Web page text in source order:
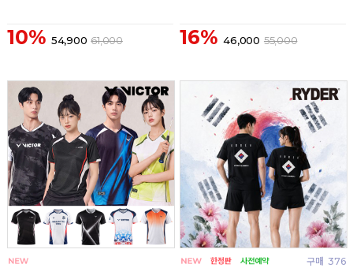
10% 54,900 61,000 16% 46,000 55,000
구매 376